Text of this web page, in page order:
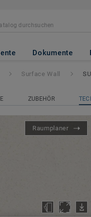
Dokumente
- SURFACE
Surface Wall
ZUBEHÖR
Raumplaner